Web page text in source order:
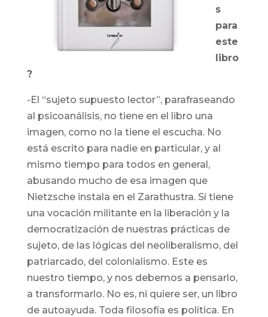
s
para
este
libro
?
-El “sujeto supuesto lector”, parafraseando
al psicoanálisis, no tiene en el libro una
imagen, como no la tiene el escucha. No
está escrito para nadie en particular, y al
mismo tiempo para todos en general,
abusando mucho de esa imagen que
Nietzsche instala en el Zarathustra. Sí tiene
una vocación militante en la liberación y la
democratización de nuestras prácticas de
sujeto, de las lógicas del neoliberalismo, del
patriarcado, del colonialismo. Este es
nuestro tiempo, y nos debemos a pensarlo,
a transformarlo. No es, ni quiere ser, un libro
de autoayuda. Toda filosofía es política. En